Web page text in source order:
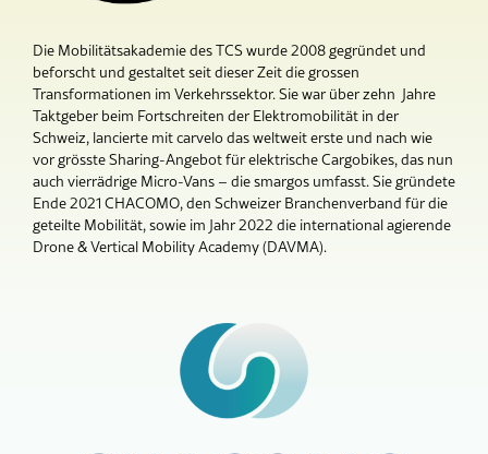
Die Mobilitätsakademie des TCS wurde 2008 gegründet und
beforscht und gestaltet seit dieser Zeit die grossen
Transformationen im Verkehrssektor. Sie war über zehn Jahre
Taktgeber beim Fortschreiten der Elektromobilität in der
Schweiz, lancierte mit carvelo das weltweit erste und nach wie
vor grösste Sharing-Angebot für elektrische Cargobikes, das nun
auch vierrädrige Micro-Vans – die smargos umfasst. Sie gründete
Ende 2021 CHACOMO, den Schweizer Branchenverband für die
geteilte Mobilität, sowie im Jahr 2022 die international agierende
Drone & Vertical Mobility Academy (DAVMA).